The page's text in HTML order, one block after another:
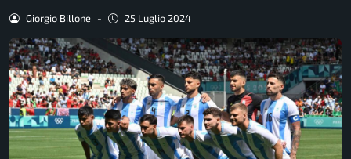
Giorgio Billone - 25 Luglio 2024